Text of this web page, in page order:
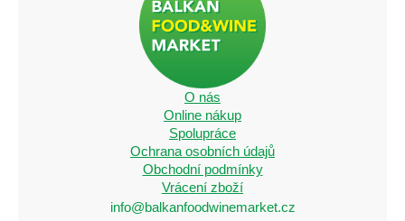
O nás
Online nákup
Spolupráce
Ochrana osobních údajů
Obchodní podmínky
Vrácení zboží
info@balkanfoodwinemarket.cz